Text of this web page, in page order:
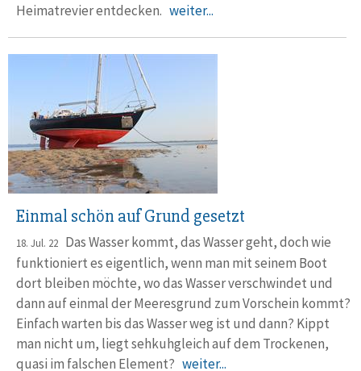
Heimat­revier entdecken. weiter...
Einmal schön auf Grund gesetzt
18. Jul. 22 Das Wasser kommt, das Wasser geht, doch wie
funktioniert es ei­gentlich, wenn man mit seinem Boot
dort bleiben möchte, wo das Wasser verschwindet und
dann auf einmal der Meeresgrund zum Vorschein kommt?
Einfach warten bis das Wasser weg ist und dann? Kippt
man nicht um, liegt sehkuh­gleich auf dem Trockenen,
quasi im falschen Element? weiter...